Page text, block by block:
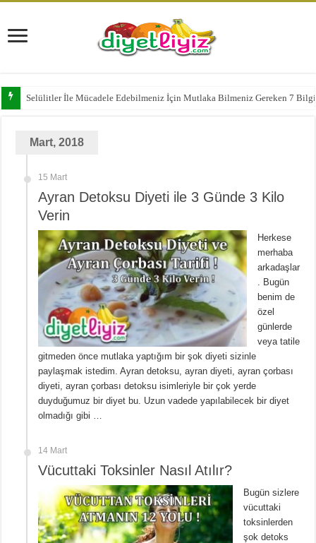
Selülitler İle Mücadele Edebilmeniz İçin Mutlaka Bilmeniz Gereken 7 Bilgi
Mart, 2018
15 Mart
Ayran Detoksu Diyeti ile 3 Günde 3 Kilo
Verin
Herkese
merhaba
arkadaşlar
. Bugün
benim de
özel
günlerde
veya tatile
gitmeden önce mutlaka yaptığım bir şok diyeti sizinle
paylaşmak istedim. Ayran detoksu, ayran diyeti, ayran çorbası
diyeti, ayran çorbası detoksu isimleriyle bir çok yerde
duyduğumuz bir diyet bu. Uzun vadede yapılabilecek bir diyet
olmadığı gibi …
14 Mart
Vücuttaki Toksinler Nasıl Atılır?
Bugün sizlere
vücuttaki
toksinlerden
şok detoks